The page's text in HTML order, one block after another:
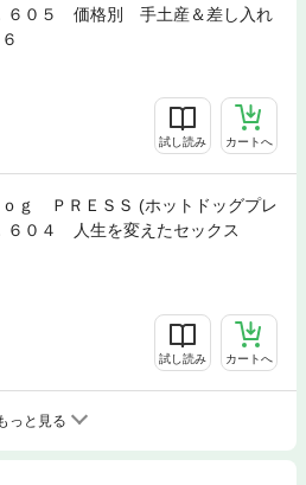
６０５ 価格別 手土産＆差し入れ
試し読み カートへ
ｏｇ ＰＲＥＳＳ (ホットドッグプレ
０４ 人生を変えたセックス
試し読み カートへ
っと見る